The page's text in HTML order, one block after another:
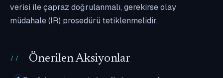
verisi ile çapraz doğrulanmalı, gerekirse olay
müdahale (IR) prosedürü tetiklenmelidir.
Önerilen Aksiyonlar